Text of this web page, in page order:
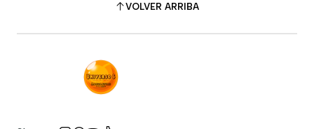
VOLVER ARRIBA